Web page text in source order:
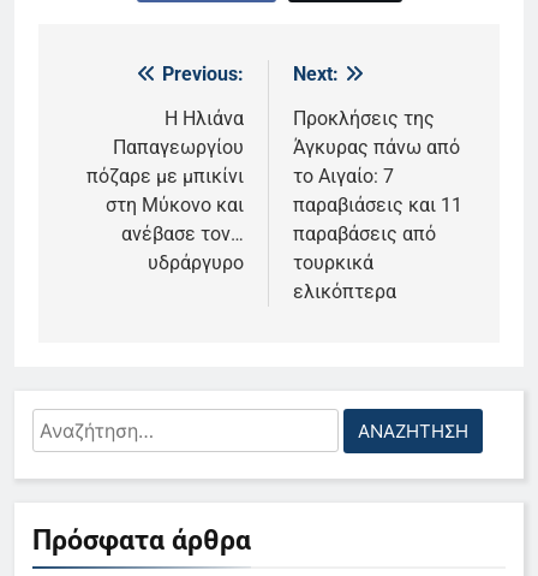
Πλοήγηση
άρθρων
Previous:
Η Ηλιάνα
Παπαγεωργίου
πόζαρε με μπικίνι
στη Μύκονο και
ανέβασε τον…
υδράργυρο
Next:
Προκλήσεις της
Άγκυρας πάνω από
το Αιγαίο: 7
παραβιάσεις και 11
παραβάσεις από
τουρκικά
ελικόπτερα
Αναζήτηση
για:
Πρόσφατα άρθρα
5
Ο Παναγιώτης Στάθης στο